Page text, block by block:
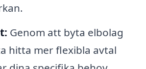
Genom att byta elbolag
hitta mer flexibla avtal